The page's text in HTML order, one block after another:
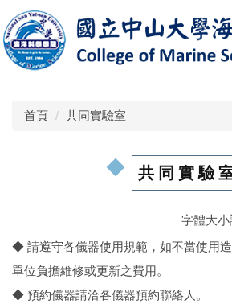
跳
到
主
要
首頁 共同實驗室
共同實驗
字體大
◆ 請遵守各儀器使用規範，如不當使用
單位負擔維修或更新之費用。
◆ 預約儀器請洽各儀器預約聯絡人。